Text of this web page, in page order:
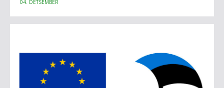
04. DETSEMBER